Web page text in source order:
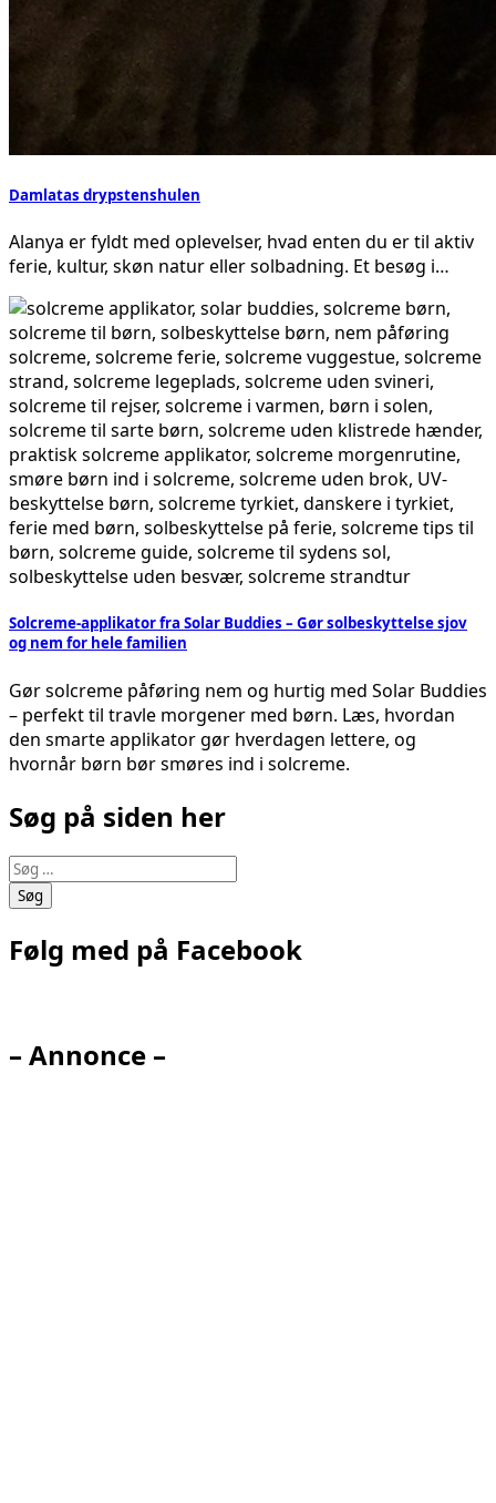
Damlatas drypstenshulen
Alanya er fyldt med oplevelser, hvad enten du er til aktiv
ferie, kultur, skøn natur eller solbadning. Et besøg i…
Solcreme-applikator fra Solar Buddies – Gør solbeskyttelse sjov
og nem for hele familien
Gør solcreme påføring nem og hurtig med Solar Buddies
– perfekt til travle morgener med børn. Læs, hvordan
den smarte applikator gør hverdagen lettere, og
hvornår børn bør smøres ind i solcreme.
Søg på siden her
Søg
efter:
Følg med på Facebook
– Annonce –